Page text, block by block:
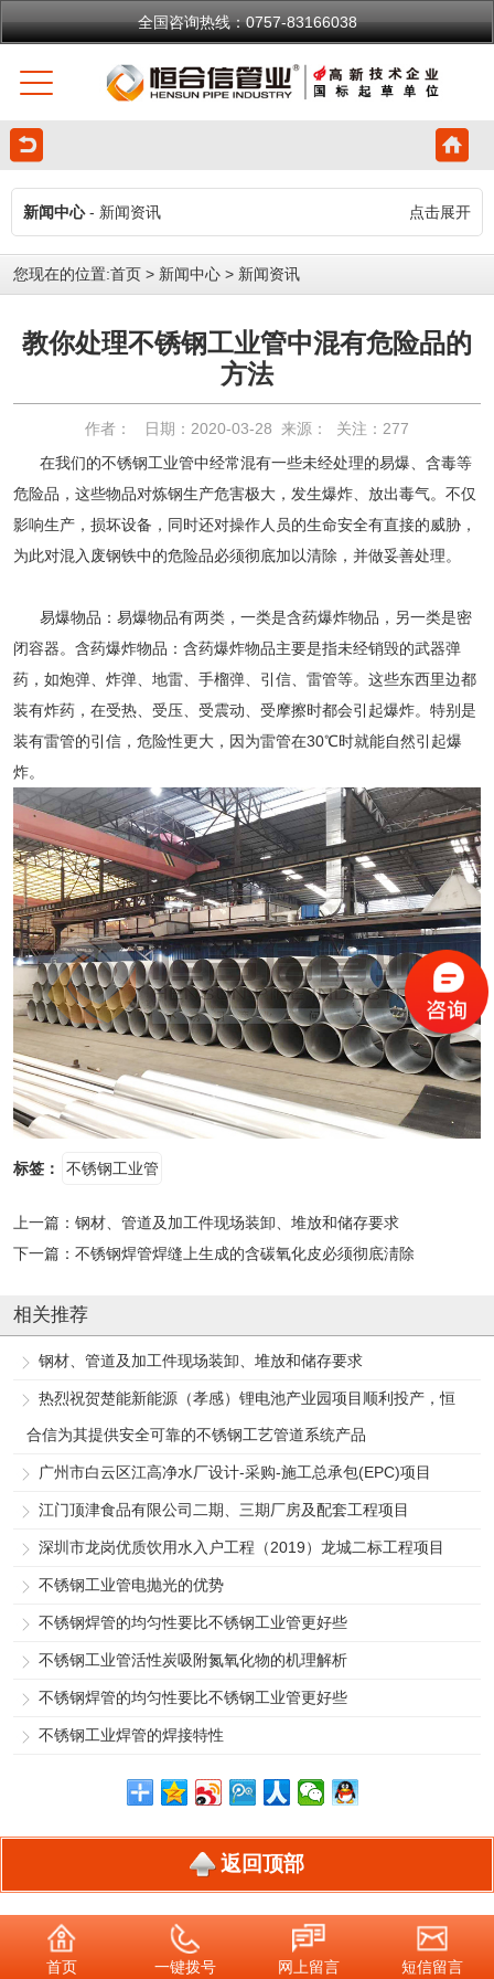
全国咨询热线：0757-83166038
新闻中心- 新闻资讯 点击展开
您现在的位置:首页 > 新闻中心 > 新闻资讯
教你处理不锈钢工业管中混有危险品的
方法
作者： 日期：2020-03-28 来源： 关注： 277
在我们的不锈钢工业管中经常混有一些未经处理的易爆、含毒等
危险品，这些物品对炼钢生产危害极大，发生爆炸、放出毒气。不仅
影响生产，损坏设备，同时还对操作人员的生命安全有直接的威胁，
为此对混入废钢铁中的危险品必须彻底加以清除，并做妥善处理。
易爆物品：易爆物品有两类，一类是含药爆炸物品，另一类是密
闭容器。含药爆炸物品：含药爆炸物品主要是指未经销毁的武器弹
药，如炮弹、炸弹、地雷、手榴弹、引信、雷管等。这些东西里边都
装有炸药，在受热、受压、受震动、受摩擦时都会引起爆炸。特别是
装有雷管的引信，危险性更大，因为雷管在30℃时就能自然引起爆
炸。
标签： 不锈钢工业管
上一篇： 钢材、管道及加工件现场装卸、堆放和储存要求
下一篇： 不锈钢焊管焊缝上生成的含碳氧化皮必须彻底淸除
相关推荐
钢材、管道及加工件现场装卸、堆放和储存要求
热烈祝贺楚能新能源（孝感）锂电池产业园项目顺利投产，恒
合信为其提供安全可靠的不锈钢工艺管道系统产品
广州市白云区江高净水厂设计-采购-施工总承包(EPC)项目
江门顶津食品有限公司二期、三期厂房及配套工程项目
深圳市龙岗优质饮用水入户工程（2019）龙城二标工程项目
不锈钢工业管电抛光的优势
不锈钢焊管的均匀性要比不锈钢工业管更好些
不锈钢工业管活性炭吸附氮氧化物的机理解析
不锈钢焊管的均匀性要比不锈钢工业管更好些
不锈钢工业焊管的焊接特性
首页 一键拨号 网上留言 短信留言
返回顶部